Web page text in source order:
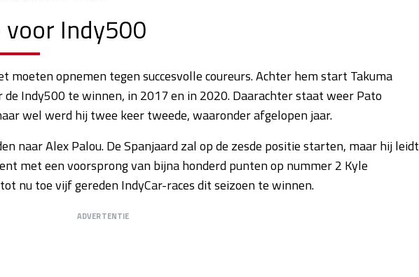
Indy500
moeten opnemen tegen succesvolle coureurs. Achter hem start Takuma
Indy500 te winnen, in 2017 en in 2020. Daarachter staat weer Pato
wel werd hij twee keer tweede, waaronder afgelopen jaar.
naar Alex Palou. De Spanjaard zal op de zesde positie starten, maar hij leidt
met een voorsprong van bijna honderd punten op nummer 2 Kyle
nu toe vijf gereden IndyCar-races dit seizoen te winnen.
ADVERTENTIE